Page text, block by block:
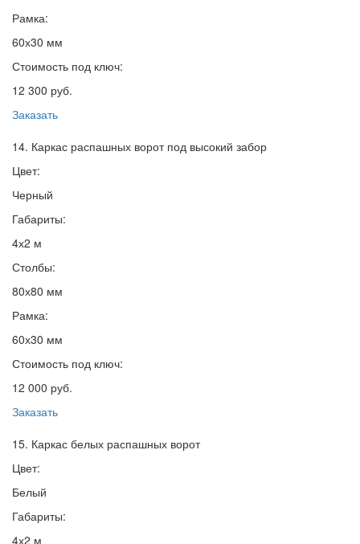
Рамка:
60х30 мм
Стоимость под ключ:
12 300 руб.
Заказать
14. Каркас распашных ворот под высокий забор
Цвет:
Черный
Габариты:
4х2 м
Столбы:
80х80 мм
Рамка:
60х30 мм
Стоимость под ключ:
12 000 руб.
Заказать
15. Каркас белых распашных ворот
Цвет:
Белый
Габариты:
4х2 м